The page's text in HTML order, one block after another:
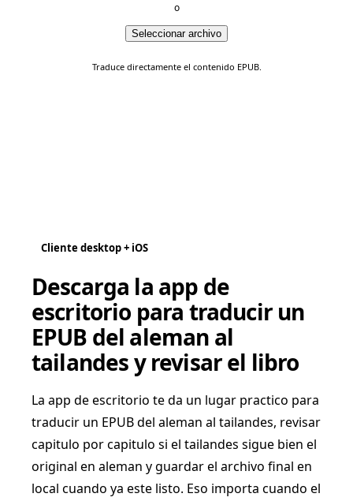
o
Seleccionar archivo
Traduce directamente el contenido EPUB.
Cliente desktop + iOS
Descarga la app de
escritorio para traducir un
EPUB del aleman al
tailandes y revisar el libro
La app de escritorio te da un lugar practico para
traducir un EPUB del aleman al tailandes, revisar
capitulo por capitulo si el tailandes sigue bien el
original en aleman y guardar el archivo final en
local cuando ya este listo. Eso importa cuando el